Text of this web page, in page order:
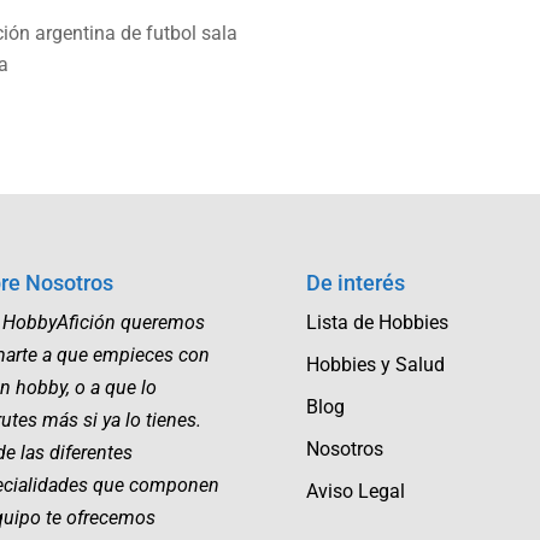
argentina de futbol sala
Nosotros
queremos
a que empieces con
hobby, o a que lo
más si ya lo tienes.
las diferentes
que componen
te ofrecemos
De interés
Lista de Hobbies
Hobbies y Salud
Blog
Nosotros
Aviso Legal